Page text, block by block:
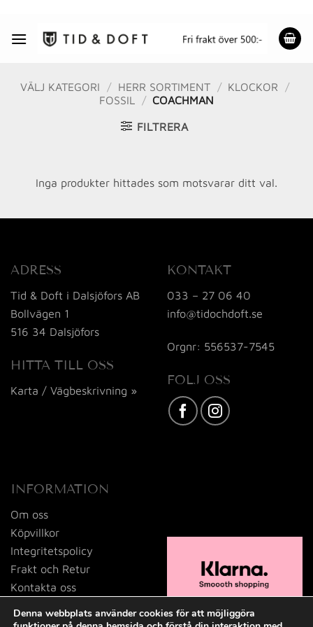
content
VÄLJ KATEGORI / HERR SORTIMENT / KLOCKOR
/
FOSSIL
/ COACHMAN
FILTRERA
Inga produkter hittades som motsvarar ditt val.
ADRESS
Tid & Doft i Dalsjöfors AB
Bollvägen 1
516 34 Dalsjöfors
HITTA TILL OSS
Karta / Vägbeskrivning »
KONTAKT
033 – 27 06 40
info@tidochdoft.se
Orgnr: 556537-7545
FÖLJ OSS
INFORMATION
Om oss
Köpvillkor
Integritetspolicy
Frakt och Retur
Kontakta oss
Denna webbplats använder cookies för att möjliggöra